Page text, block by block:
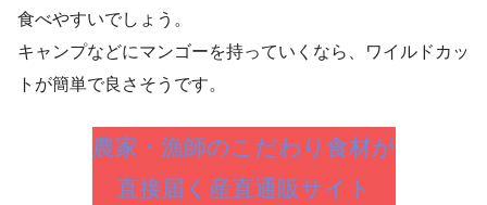
食べやすいでしょう。
キャンプなどにマンゴーを持っていくなら、ワイルドカッ
トが簡単で良さそうです。
農家・漁師のこだわり食材が
直接届く産直通販サイト